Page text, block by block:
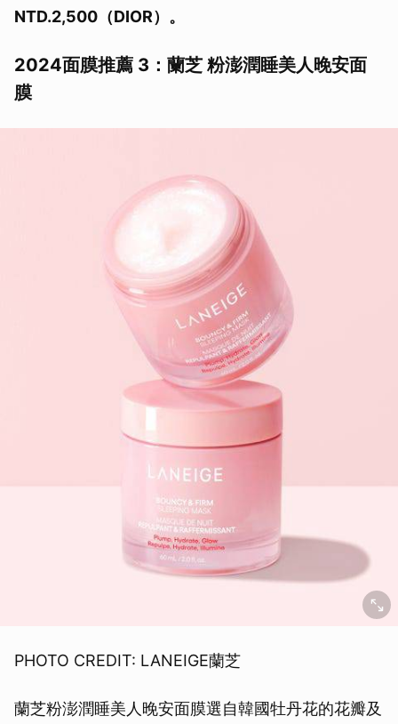
NTD.2,500（DIOR）。
2024面膜推薦 3：蘭芝 粉澎潤睡美人晚安面
膜
PHOTO CREDIT: LANEIGE蘭芝
蘭芝粉澎潤睡美人晚安面膜選自韓國牡丹花的花瓣及